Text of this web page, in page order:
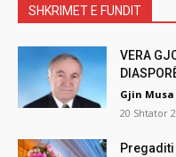
SHKRIMET E FUNDIT
VERA
Gjin Musa
20 Shtator